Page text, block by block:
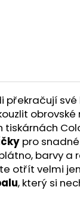
překračují
pro
barvy a
otřít velmi
, který si